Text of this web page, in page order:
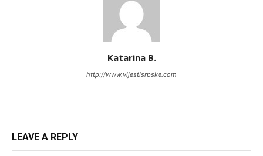
Katarina B.
http://www.vijestisrpske.com
LEAVE A REPLY